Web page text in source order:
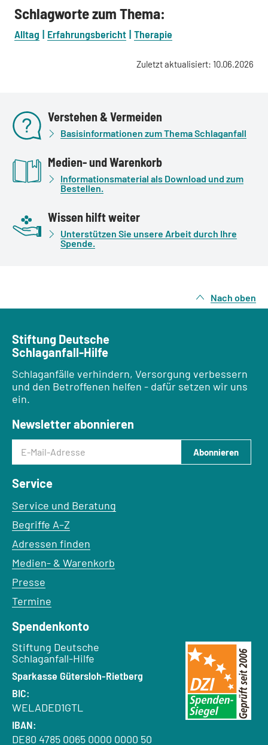
Schlagworte zum Thema:
Alltag Erfahrungsbericht Therapie
Zuletzt aktualisiert: 10.06.2026
Verstehen & Vermeiden
Basisinformationen zum Thema Schlaganfall
Medien- und Warenkorb
Informationsmaterial als Download und zum
Bestellen.
Wissen hilft weiter
Unterstützen Sie unsere Arbeit durch Ihre
Spende.
Nach oben
Stiftung Deutsche
Schlaganfall-Hilfe
Schlaganfälle verhindern, Versorgung verbessern
und den Betroffenen helfen - dafür setzen wir uns
ein.
Newsletter abonnieren
E-Mail-Adresse
Abonnieren
Service
Service und Beratung
Begriffe A–Z
Adressen finden
Medien- & Warenkorb
Presse
Termine
Spendenkonto
Empfänger:
Stiftung Deutsche
Schlaganfall-Hilfe
Bank:
Sparkasse Gütersloh-Rietberg
BIC:
WELADED1GTL
IBAN:
DE80 4785 0065 0000 0000 50